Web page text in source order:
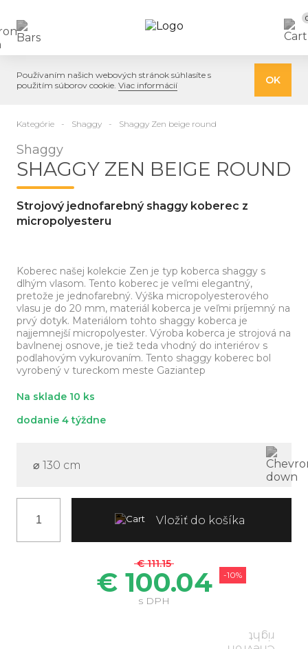
Používaním našich webových stránok súhlasíte s
použitím súborov cookie. Viac informácií OK
Kategórie Shaggy Shaggy Zen beige round
Shaggy
SHAGGY ZEN BEIGE ROUND
Strojový jednofarebný shaggy koberec z
micropolyesteru
Koberec našej kolekcie Zen je typ koberca shaggy s
dlhým vlasom. Tento koberec je veľmi elegantný,
pretože je jednofarebný. Výška micropolyesterového
vlasu je do 20 mm, materiál koberca je veľmi príjemný na
prvý dotyk. Materiálom tohto shaggy koberca je
najjemnejší micropolyester. Výroba koberca je strojová na
bavlnenej osnove, je tiež teda vhodný do interiérov s
podlahovým vykurovaním. Tento shaggy koberec bol
vyrobený v tureckom meste Gaziantep
Na sklade 10 ks
dodanie 4 týždne
⌀ 130 cm
Vložiť do košíka
€ 111.15
€ 100.04 -10%
s DPH